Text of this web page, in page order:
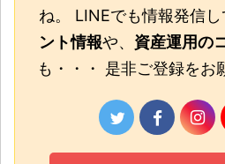
ね。 LINEでも情報発信
ント情報や、 資産運用の
も・・・ 是非ご登録をお